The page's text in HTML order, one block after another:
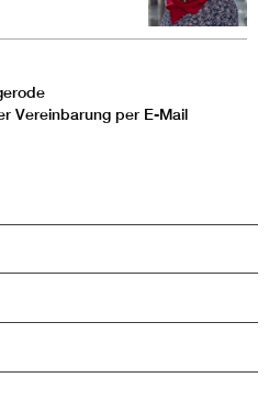
Vereinbarung per E-Mail